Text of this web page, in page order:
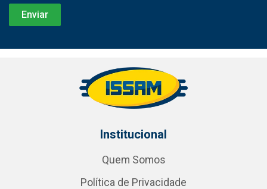
Institucional
Quem Somos
Política de Privacidade